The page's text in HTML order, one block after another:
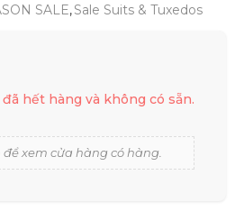
SALE,Sale Suits & Tuxedos
hết hàng và không có sẵn.
xem cửa hàng có hàng.